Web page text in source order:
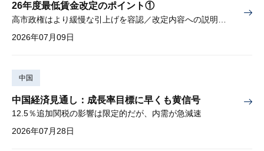
26年度最低賃金改定のポイント①
2026年07月09日
中国
中国経済見通し：成長率目標に早くも黄信号
12.5％追加関税の影響は限定的だが、内需が急減速
2026年07月28日